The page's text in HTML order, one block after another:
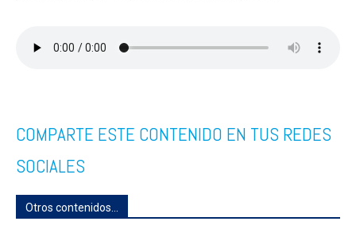
COMPARTE ESTE CONTENIDO EN TUS REDES
SOCIALES
Otros contenidos...